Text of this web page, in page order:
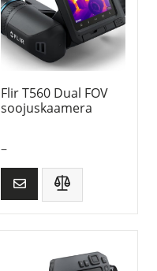
Flir T560 Dual FOV
soojuskaamera
–